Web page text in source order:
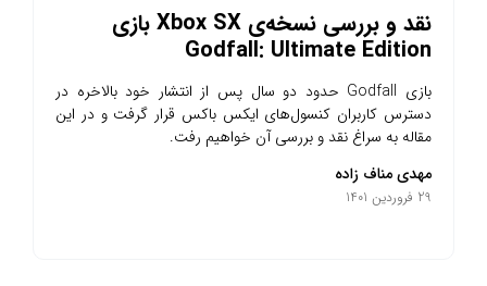
نقد و بررسی نسخه‌ی Xbox SX بازی
Godfall: Ultimate Edition
بازی Godfall حدود دو سال پس از انتشار خود بالاخره در
دسترس کاربران کنسول‌های ایکس باکس قرار گرفت و در این
مقاله به سراغ نقد و بررسی آن خواهیم رفت.
مهدی مناف زاده
29 فروردین 1401